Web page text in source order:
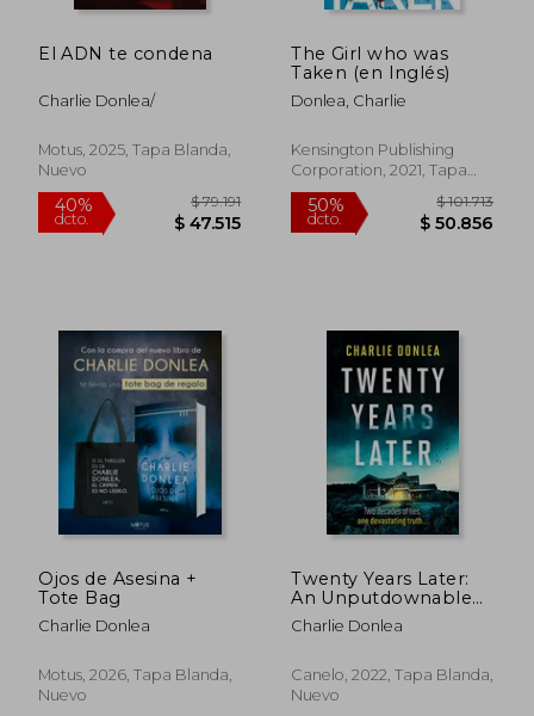
50%
El ADN te condena
Charlie Donlea/
Motus, 2025, Tapa Blanda,
Nuevo
40%
The Girl who was
Taken (en Inglés)
Donlea, Charlie
Kensington Publishing
Corporation, 2021, Tapa
Blanda, Nuevo
Ojos de Asesina +
Tote Bag
Charlie Donlea
Motus, 2026, Tapa Blanda,
Nuevo
Twenty Years Later:
An Unputdownable
Cold Case Murder
Mystery With a jaw
Inglés)
Charlie Donlea
Canelo, 2022, Tapa Blanda,
Nuevo